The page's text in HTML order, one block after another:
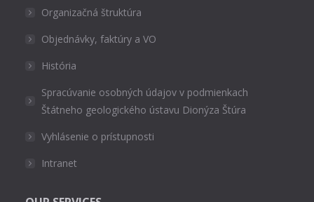
Organizačná štruktúra
Objednávky, faktúry a VO
História
Spracúvanie osobných údajov v podmienkach
Štátneho geologického ústavu Dionýza Štúra
Vyhlásenie o prístupnosti
Intranet